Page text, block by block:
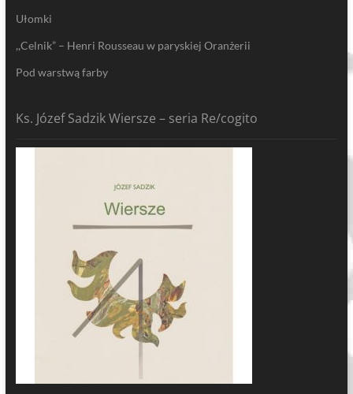
Ułomki
,,Celnik” – Henri Rousseau w paryskiej Oranżerii
Pod warstwą farby
Ks. Józef Sadzik Wiersze – seria Re/cogito